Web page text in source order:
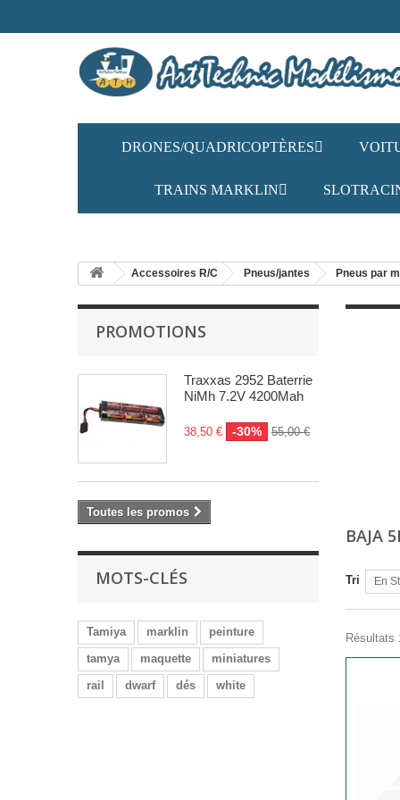
DRONES/QUADRICOPTÈRES
TRAINS MARKLIN
Accessoires R/C Pneus/jantes Pneus par
PROMOTIONS
Traxxas 2952 Baterrie
NiMh 7.2V 4200Mah
38,50 € -30% 55,00 €
Toutes les promos
MOTS-CLÉS
Tamiya marklin
peinture
tamya
maquette
miniatures
rail
dwarf dés white
BAJA
Tri En
Résultats